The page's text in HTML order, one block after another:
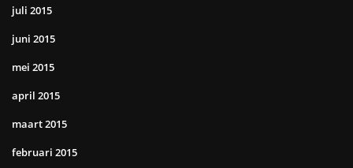
juli 2015
juni 2015
mei 2015
april 2015
maart 2015
februari 2015